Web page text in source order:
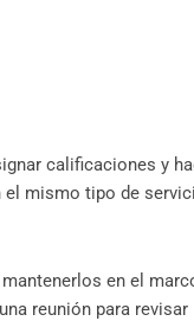
calificaciones y
mismo tipo de
en el
reunión para revisar